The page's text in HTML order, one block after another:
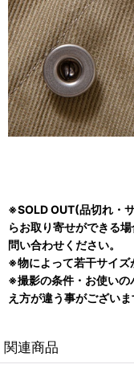
※SOLD OUT(品切れ・
らお取り寄せができる
問い合わせください。
※物によって若干サイズ
※撮影の条件・お使いの
え方が違う事がございま
関連商品